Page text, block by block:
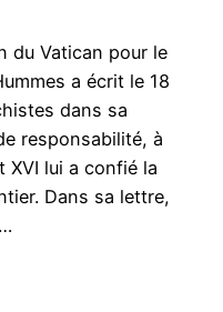
du Vatican pour le
a écrit le 18
dans sa
responsabilité, à
XVI lui a confié la
Dans sa lettre,